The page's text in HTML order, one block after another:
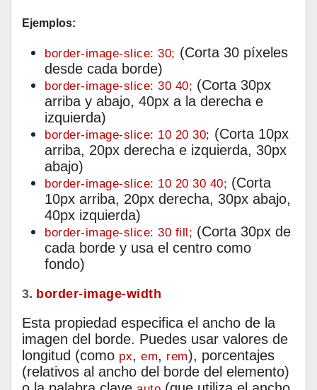
Ejemplos:
border-image-slice: 30; (Corta 30 píxeles
desde cada borde)
border-image-slice: 30 40; (Corta 30px
arriba y abajo, 40px a la derecha e
izquierda)
border-image-slice: 10 20 30; (Corta 10px
arriba, 20px derecha e izquierda, 30px
abajo)
border-image-slice: 10 20 30 40; (Corta
10px arriba, 20px derecha, 30px abajo,
40px izquierda)
border-image-slice: 30 fill; (Corta 30px de
cada borde y usa el centro como
fondo)
3. border-image-width
Esta propiedad especifica el ancho de la
imagen del borde. Puedes usar valores de
longitud (como px, em, rem), porcentajes
(relativos al ancho del borde del elemento)